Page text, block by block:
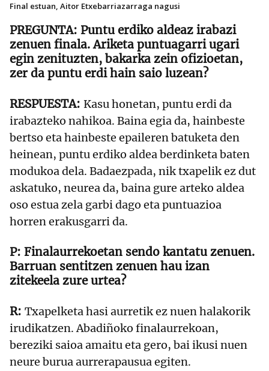
Final estuan, Aitor Etxebarriazarraga nagusi
Puntu erdiko aldeaz irabazi
zenuen finala. Ariketa puntuagarri ugari
egin zenituzten, bakarka zein ofizioetan,
zer da puntu erdi hain saio luzean?
Kasu honetan, puntu erdi da
irabazteko nahikoa. Baina egia da, hainbeste
bertso eta hainbeste epaileren batuketa den
heinean, puntu erdiko aldea berdinketa baten
modukoa dela. Badaezpada, nik txapelik ez dut
askatuko, neurea da, baina gure arteko aldea
oso estua zela garbi dago eta puntuazioa
horren erakusgarri da.
Finalaurrekoetan sendo kantatu zenuen.
Barruan sentitzen zenuen hau izan
zitekeela zure urtea?
Txapelketa hasi aurretik ez nuen halakorik
irudikatzen. Abadiñoko finalaurrekoan,
bereziki saioa amaitu eta gero, bai ikusi nuen
neure burua aurrerapausua egiten.